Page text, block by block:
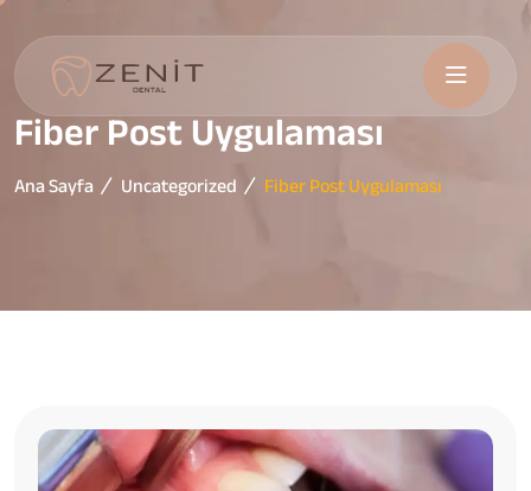
Fiber Post Uygulaması
Ana Sayfa Uncategorized Fiber Post Uygulaması